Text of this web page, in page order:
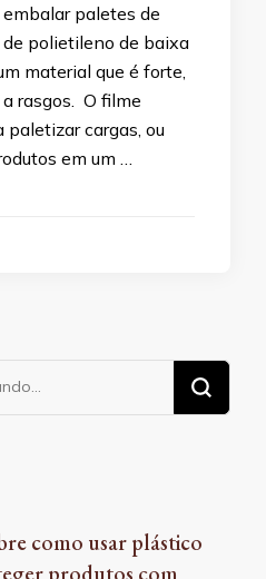
paletes de
polietileno de baixa
material que é forte,
rasgos. O filme
cargas, ou
em um …
como usar plástico
produtos com